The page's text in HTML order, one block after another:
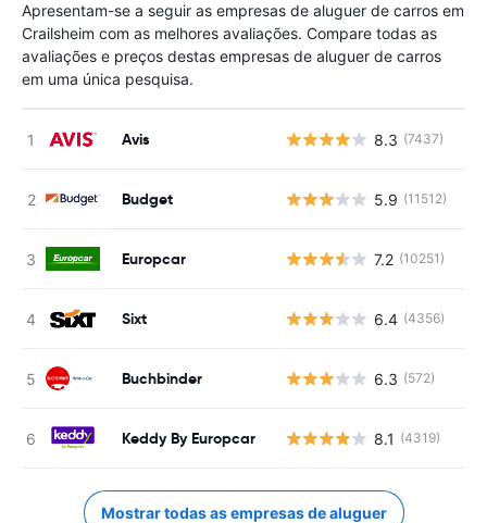
Apresentam-se a seguir as empresas de aluguer de carros em
Crailsheim com as melhores avaliações. Compare todas as
avaliações e preços destas empresas de aluguer de carros
em uma única pesquisa.
Avis 8.3 (7437)
Budget 5.9 (11512)
Europcar 7.2 (10251)
Sixt 6.4 (4356)
Buchbinder 6.3 (572)
Keddy By Europcar 8.1 (4319)
Mostrar todas as empresas de aluguer